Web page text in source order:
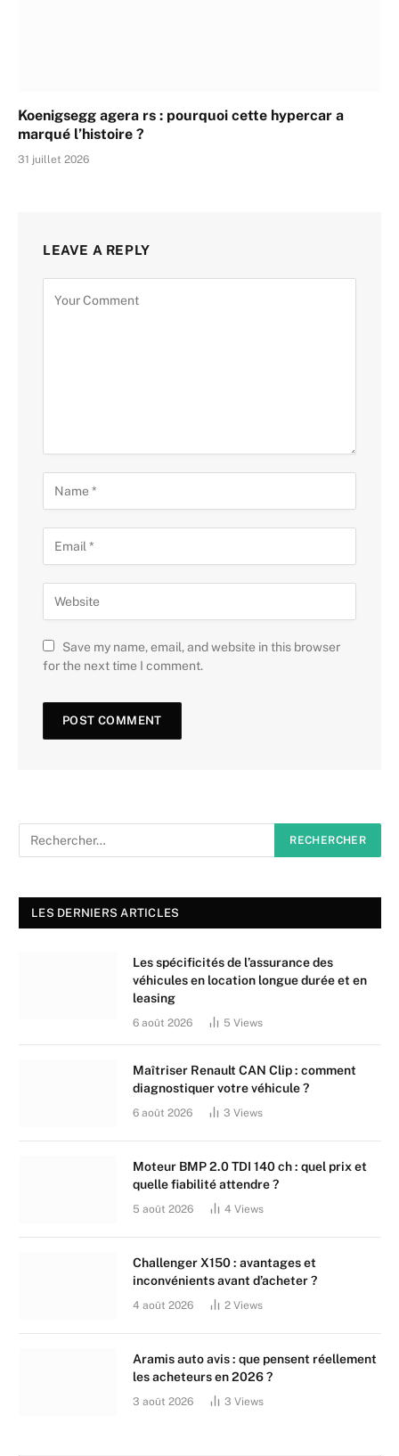
Koenigsegg agera rs : pourquoi cette hypercar a
marqué l’histoire ?
31 juillet 2026
LEAVE A REPLY
Save my name, email, and website in this browser
for the next time I comment.
LES DERNIERS ARTICLES
Les spécificités de l’assurance des
véhicules en location longue durée et en
leasing
6 août 2026 5 Views
Maîtriser Renault CAN Clip : comment
diagnostiquer votre véhicule ?
6 août 2026 3 Views
Moteur BMP 2.0 TDI 140 ch : quel prix et
quelle fiabilité attendre ?
5 août 2026 4 Views
Challenger X150 : avantages et
inconvénients avant d’acheter ?
4 août 2026 2 Views
Aramis auto avis : que pensent réellement
les acheteurs en 2026 ?
3 août 2026 3 Views